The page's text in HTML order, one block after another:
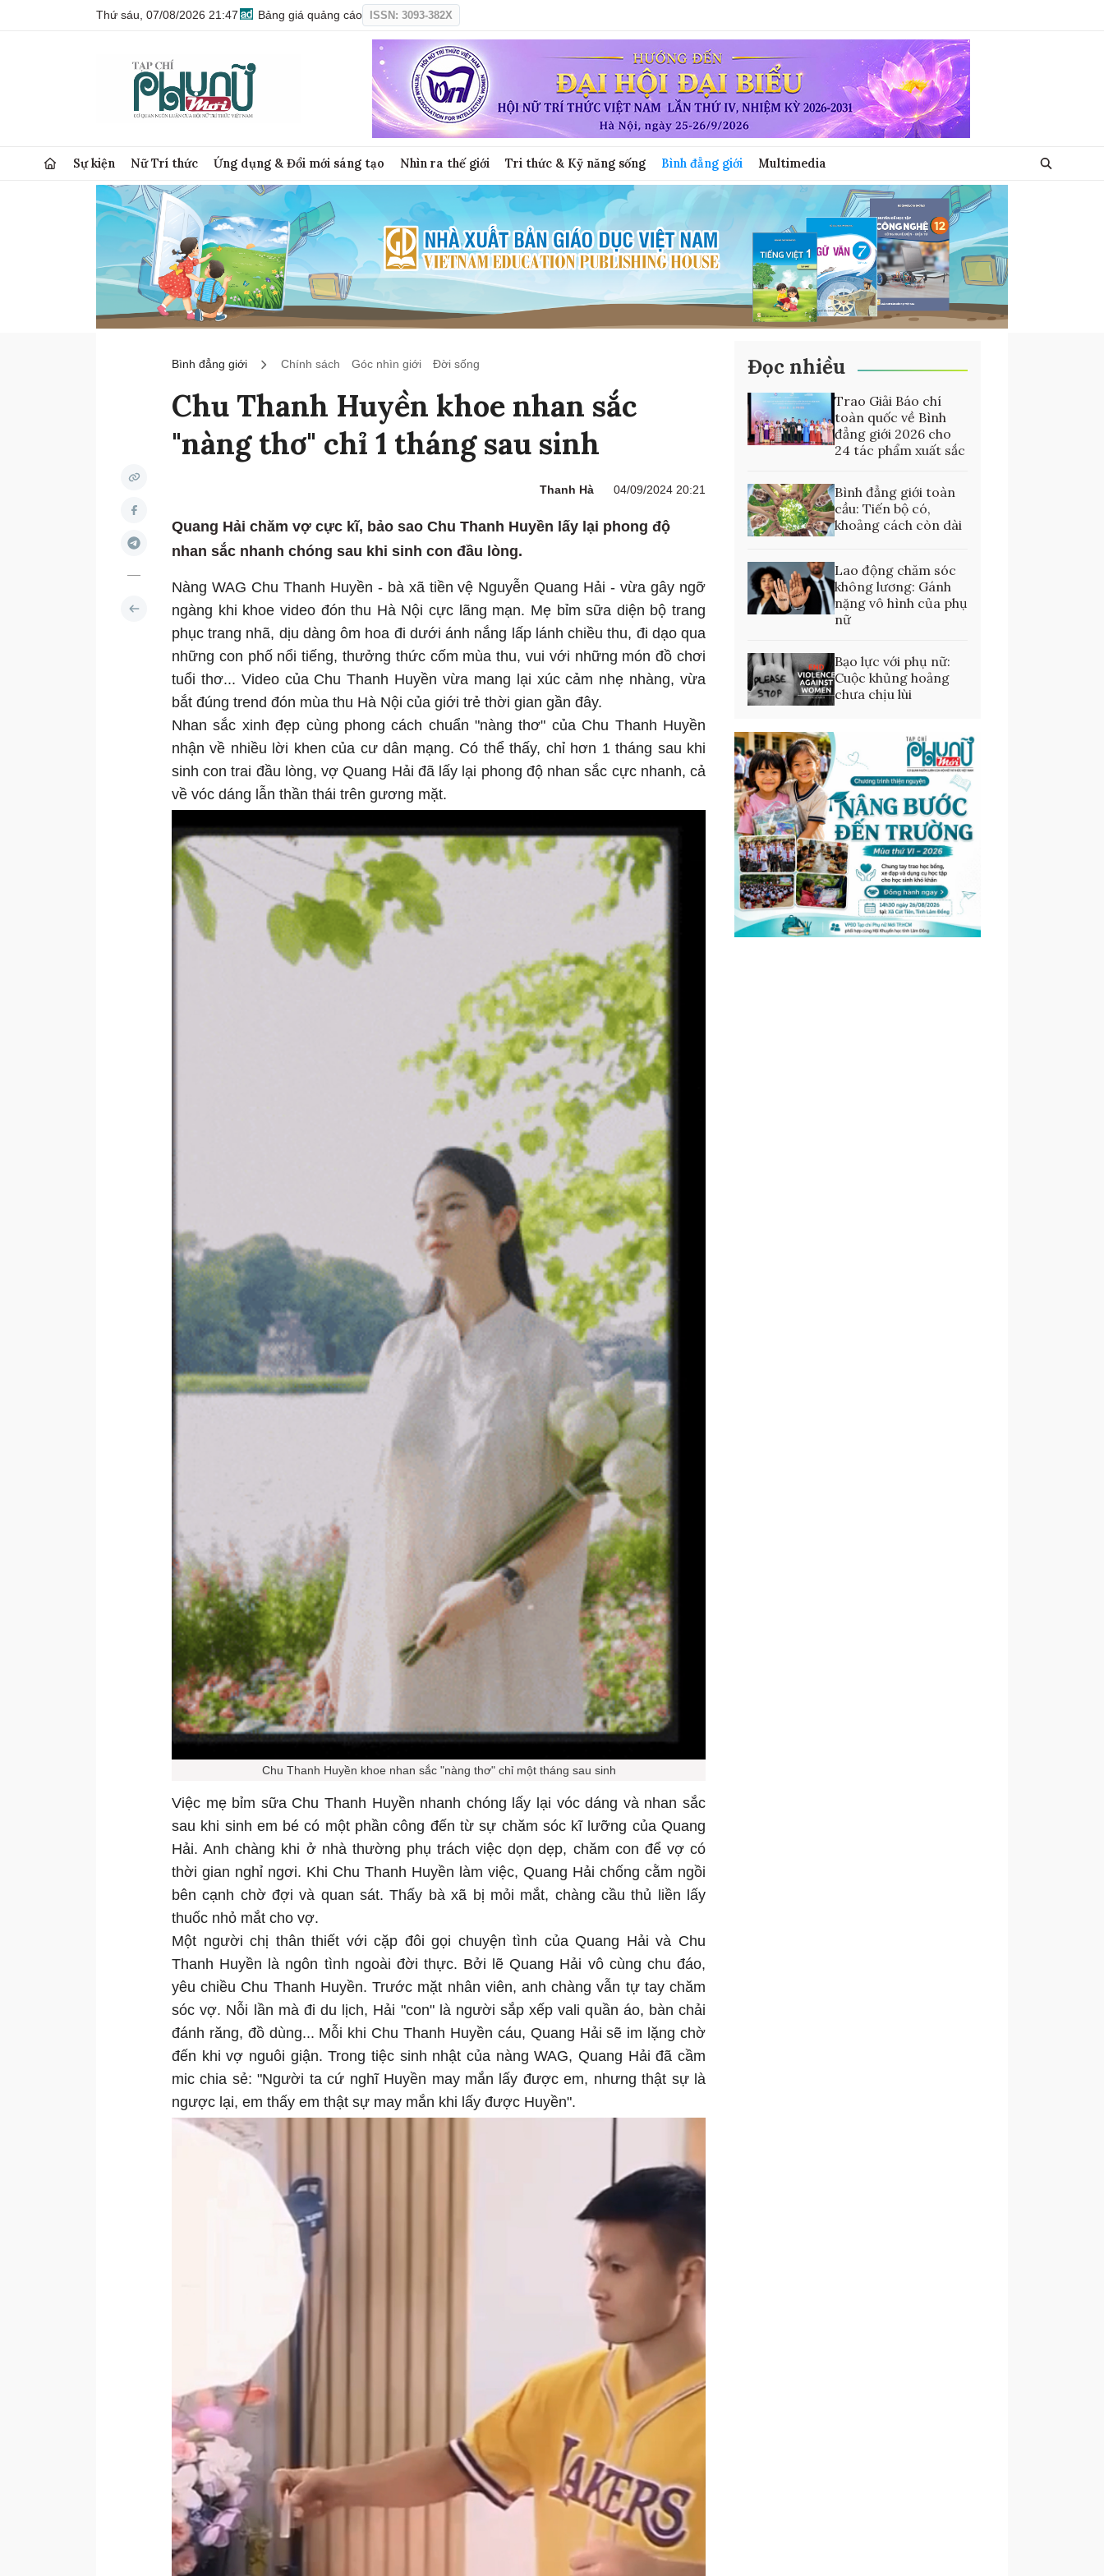
Thứ sáu, 07/08/2026 21:47 Bảng giá quảng cáo ISSN: 3093-382X
Sự kiện Nữ Trí thức Ứng dụng & Đổi mới sáng tạo Nhìn ra thế giới Tri thức & Kỹ năng sống Bình đẳng giới Multimedia
Bình đẳng giới Chính sách Góc nhìn giới Đời sống
Chu Thanh Huyền khoe nhan sắc
"nàng thơ" chỉ 1 tháng sau sinh
Thanh Hà 04/09/2024 20:21
Quang Hải chăm vợ cực kĩ, bảo sao Chu Thanh Huyền lấy lại phong độ
nhan sắc nhanh chóng sau khi sinh con đầu lòng.
Nàng WAG Chu Thanh Huyền - bà xã tiền vệ Nguyễn Quang Hải - vừa gây ngỡ
ngàng khi khoe video đón thu Hà Nội cực lãng mạn. Mẹ bỉm sữa diện bộ trang
phục trang nhã, dịu dàng ôm hoa đi dưới ánh nắng lấp lánh chiều thu, đi dạo qua
những con phố nổi tiếng, thưởng thức cốm mùa thu, vui với những món đồ chơi
tuổi thơ... Video của Chu Thanh Huyền vừa mang lại xúc cảm nhẹ nhàng, vừa
bắt đúng trend đón mùa thu Hà Nội của giới trẻ thời gian gần đây.
Nhan sắc xinh đẹp cùng phong cách chuẩn "nàng thơ" của Chu Thanh Huyền
nhận về nhiều lời khen của cư dân mạng. Có thể thấy, chỉ hơn 1 tháng sau khi
sinh con trai đầu lòng, vợ Quang Hải đã lấy lại phong độ nhan sắc cực nhanh, cả
về vóc dáng lẫn thần thái trên gương mặt.
Chu Thanh Huyền khoe nhan sắc "nàng thơ" chỉ một tháng sau sinh
Việc mẹ bỉm sữa Chu Thanh Huyền nhanh chóng lấy lại vóc dáng và nhan sắc
sau khi sinh em bé có một phần công đến từ sự chăm sóc kĩ lưỡng của Quang
Hải. Anh chàng khi ở nhà thường phụ trách việc dọn dẹp, chăm con để vợ có
thời gian nghỉ ngơi. Khi Chu Thanh Huyền làm việc, Quang Hải chống cằm ngồi
bên cạnh chờ đợi và quan sát. Thấy bà xã bị mỏi mắt, chàng cầu thủ liền lấy
thuốc nhỏ mắt cho vợ.
Một người chị thân thiết với cặp đôi gọi chuyện tình của Quang Hải và Chu
Thanh Huyền là ngôn tình ngoài đời thực. Bởi lẽ Quang Hải vô cùng chu đáo,
yêu chiều Chu Thanh Huyền. Trước mặt nhân viên, anh chàng vẫn tự tay chăm
sóc vợ. Nỗi lần mà đi du lịch, Hải "con" là người sắp xếp vali quần áo, bàn chải
đánh răng, đồ dùng... Mỗi khi Chu Thanh Huyền cáu, Quang Hải sẽ im lặng chờ
đến khi vợ nguôi giận. Trong tiệc sinh nhật của nàng WAG, Quang Hải đã cầm
mic chia sẻ: "Người ta cứ nghĩ Huyền may mắn lấy được em, nhưng thật sự là
ngược lại, em thấy em thật sự may mắn khi lấy được Huyền".
Đọc nhiều
Trao Giải Báo chí
toàn quốc về Bình
đẳng giới 2026 cho
24 tác phẩm xuất sắc
Bình đẳng giới toàn
cầu: Tiến bộ có,
khoảng cách còn dài
Lao động chăm sóc
không lương: Gánh
nặng vô hình của phụ
nữ
Bạo lực với phụ nữ:
Cuộc khủng hoảng
chưa chịu lùi